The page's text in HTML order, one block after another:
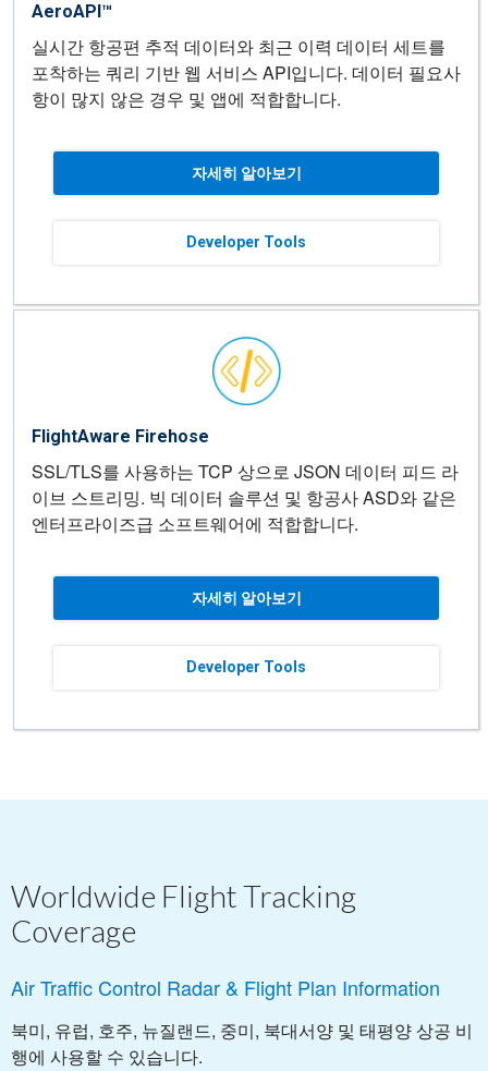
AeroAPI™
실시간 항공편 추적 데이터와 최근 이력 데이터 세트를
포착하는 쿼리 기반 웹 서비스 API입니다. 데이터 필요사
항이 많지 않은 경우 및 앱에 적합합니다.
자세히 알아보기
Developer Tools
FlightAware Firehose
SSL/TLS를 사용하는 TCP 상으로 JSON 데이터 피드 라
이브 스트리밍. 빅 데이터 솔루션 및 항공사 ASD와 같은
엔터프라이즈급 소프트웨어에 적합합니다.
자세히 알아보기
Developer Tools
Worldwide Flight Tracking
Coverage
Air Traffic Control Radar & Flight Plan Information
북미, 유럽, 호주, 뉴질랜드, 중미, 북대서양 및 태평양 상공 비
행에 사용할 수 있습니다.